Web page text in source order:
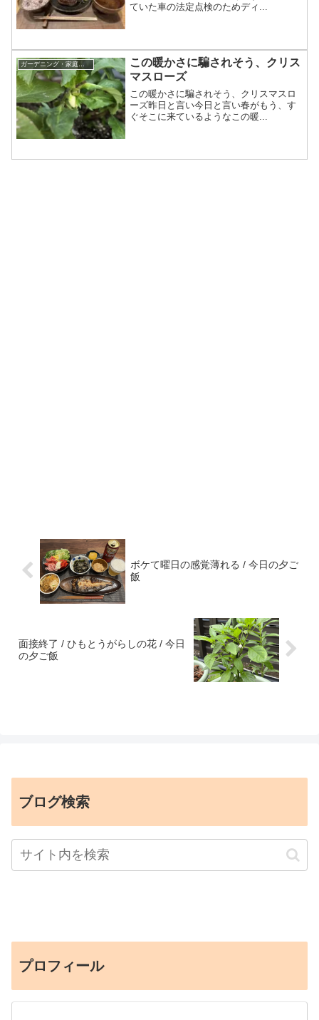
ていた車の法定点検のためディ...
この暖かさに騙されそう、クリス
マスローズ
この暖かさに騙されそう、クリスマスロ
ーズ昨日と言い今日と言い春がもう、す
ぐそこに来ているようなこの暖...
ボケて曜日の感覚薄れる / 今日の夕ご
飯
面接終了 / ひもとうがらしの花 / 今日
の夕ご飯
ブログ検索
プロフィール